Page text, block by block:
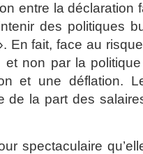
entre la déclaration
des politiques
En fait, face au
et non par la
et une déflation.
de la part des
spectaculaire